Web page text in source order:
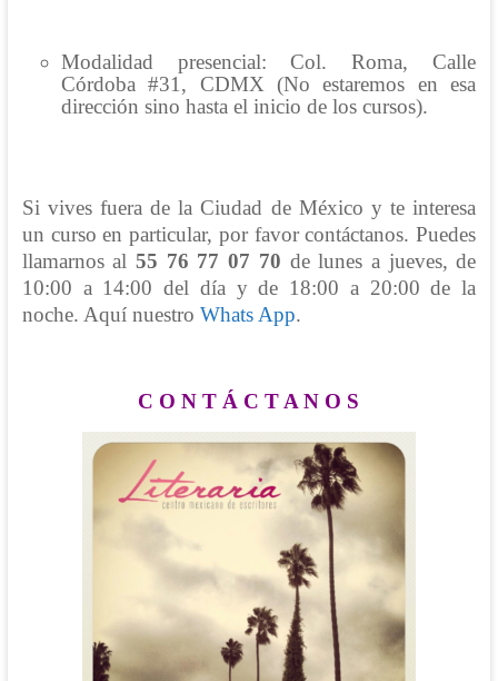
Modalidad presencial: Col. Roma, Calle
Córdoba #31, CDMX (No estaremos en esa
dirección sino hasta el inicio de los cursos).
Si vives fuera de la Ciudad de México y te interesa
un curso en particular, por favor contáctanos. Puedes
llamarnos al55 76 77 07 70 de lunes a jueves, de
10:00 a 14:00 del día y de 18:00 a 20:00 de la
noche. Aquí nuestro Whats App.
C O N T Á C T A N O S